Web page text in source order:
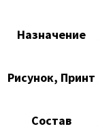
Назначение
Рисунок, Принт
Состав